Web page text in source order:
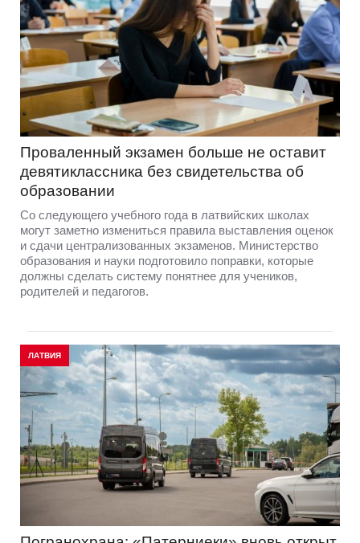
Проваленный экзамен больше не оставит
девятиклассника без свидетельства об
образовании
Со следующего учебного года в латвийских школах
могут заметно измениться правила выставления оценок
и сдачи централизованных экзаменов. Министерство
образования и науки подготовило поправки, которые
должны сделать систему понятнее для учеников,
родителей и педагогов.
ЛАТВИЯ